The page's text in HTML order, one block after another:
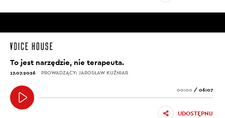
To jest narzędzie, nie terapeuta.
17.07.2026 PROWADZĄCY: JAROSŁAW KUŹNIAR
00:00 / 06:07
UDOSTĘPNIJ